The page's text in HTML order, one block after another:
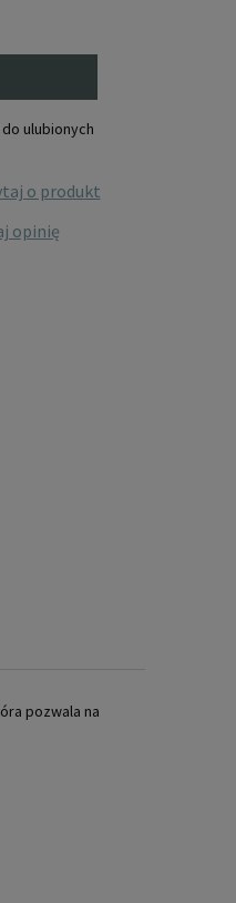
do ulubionych
o produkt
opinię
pozwala na